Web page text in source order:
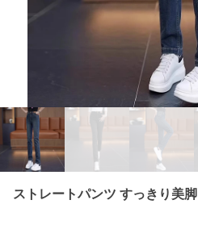
ストレートパンツ すっきり美